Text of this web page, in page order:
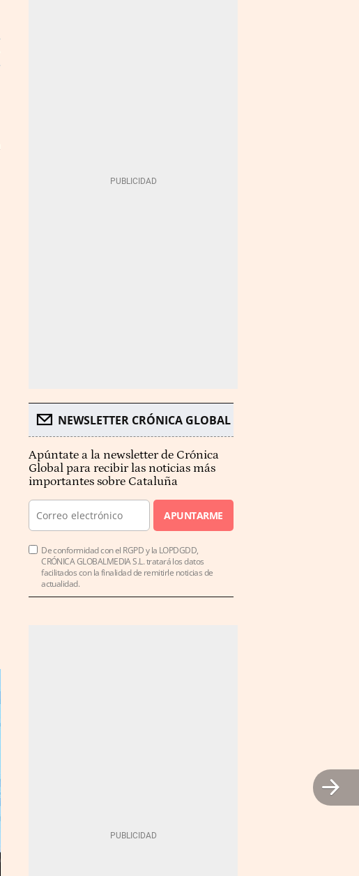
NEWSLETTER CRÓNICA GLOBAL
Apúntate a la newsletter de Crónica
Global para recibir las noticias más
importantes sobre Cataluña
APUNTARME
De conformidad con el RGPD y la LOPDGDD,
CRÓNICA GLOBALMEDIA S.L. tratará los datos
facilitados con la finalidad de remitirle noticias de
actualidad.